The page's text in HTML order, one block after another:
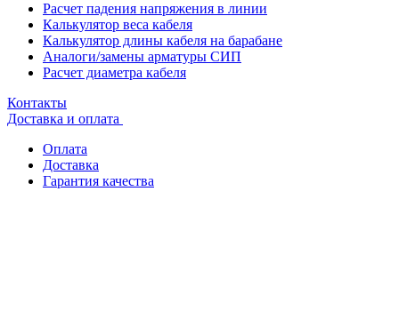
Расчет падения напряжения в линии
Калькулятор веса кабеля
Калькулятор длины кабеля на барабане
Аналоги/замены арматуры СИП
Расчет диаметра кабеля
Контакты
Доставка и оплата
Оплата
Доставка
Гарантия качества